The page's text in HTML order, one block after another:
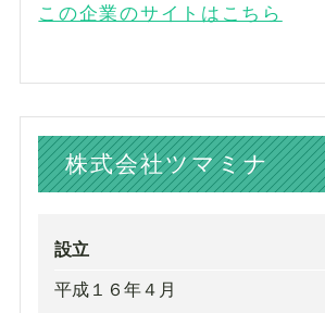
この企業のサイトはこちら
株式会社ツマミナ
設立
平成１６年４月